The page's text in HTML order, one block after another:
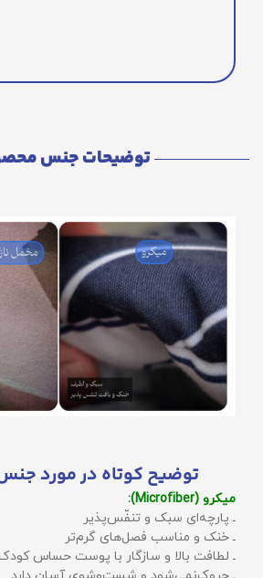
توضیحات جنس
توضیح کوتاه در مورد
میکرو (Microfiber):
ـ پارچه‌ای سبک و تنفّس‌پذیر
ـ خنک و مناسب فصل‌های گرم‌تر
ـ لطافت بالا و سازگار با پوست حساس